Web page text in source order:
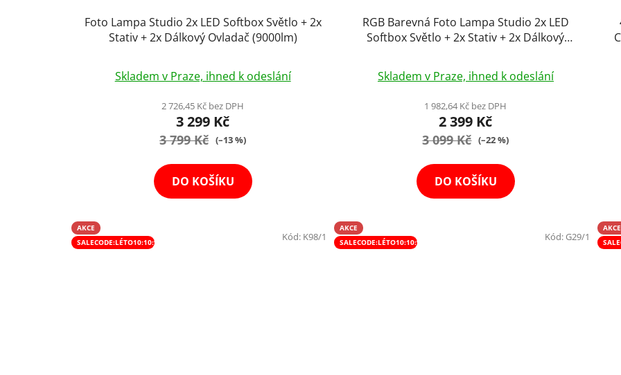
Foto Lampa Studio 2x LED Softbox Světlo + 2x
Stativ + 2x Dálkový Ovladač (9000lm)
hodnocení
produktu
je
4,2
5
hvězdiček.
Skladem v Praze, ihned k odeslání
2 726,45 Kč bez DPH
3 299 Kč
3 799 Kč (–13 %)
DO KOŠÍKU
RGB Barevná Foto Lampa Studio 2x LED
Softbox Světlo + 2x Stativ + 2x Dálkový
Skladem v Praze, ihned k odeslání
1 982,64 Kč bez DPH
2 399 Kč
3 099 Kč (–22 %)
DO KOŠÍKU
AKCE
SALECODE:LÉTO10:10:%
Kód: K98/1
AKCE
SALECODE:LÉTO10:10:%
Kód:G29/1
AKCE